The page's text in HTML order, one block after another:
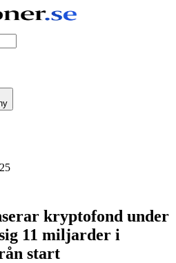
kryptofond under
11 miljarder i
start